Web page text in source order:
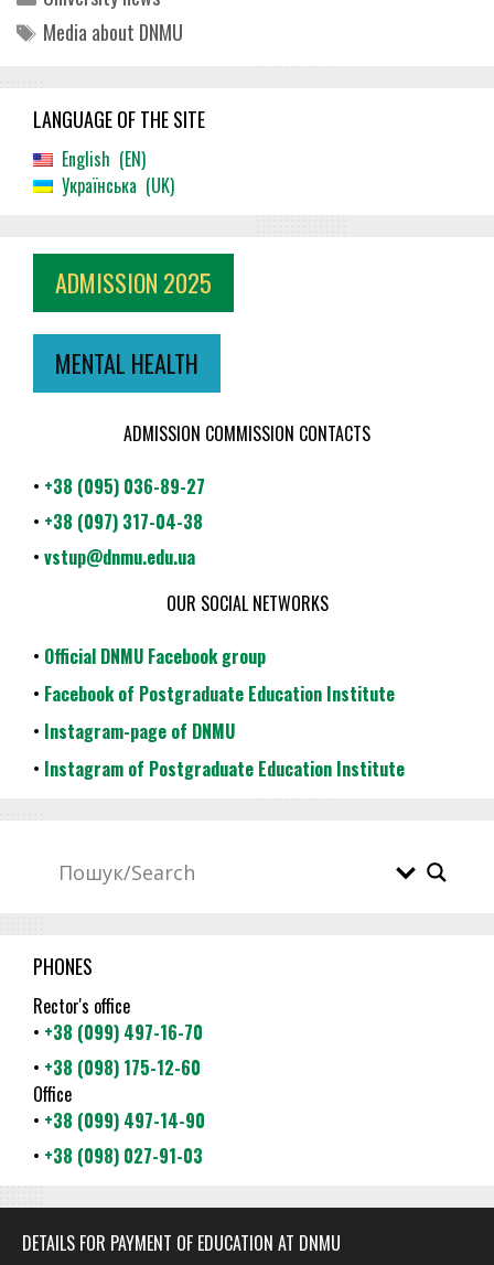
Tags
Media about DNMU
LANGUAGE OF THE SITE
English
EN
Українська
UK
ADMISSION 2025
MENTAL HEALTH
ADMISSION COMMISSION CONTACTS
• +38 (095) 036-89-27
• +38 (097) 317-04-38
• vstup@dnmu.edu.ua
OUR SOCIAL NETWORKS
• Official DNMU Facebook group
• Facebook of Postgraduate Education Institute
• Instagram-page of DNMU
• Instagram of Postgraduate Education Institute
PHONES
Rector's office
• +38 (099) 497-16-70
• +38 (098) 175-12-60
Office
• +38 (099) 497-14-90
• +38 (098) 027-91-03
DETAILS FOR PAYMENT OF EDUCATION AT DNMU